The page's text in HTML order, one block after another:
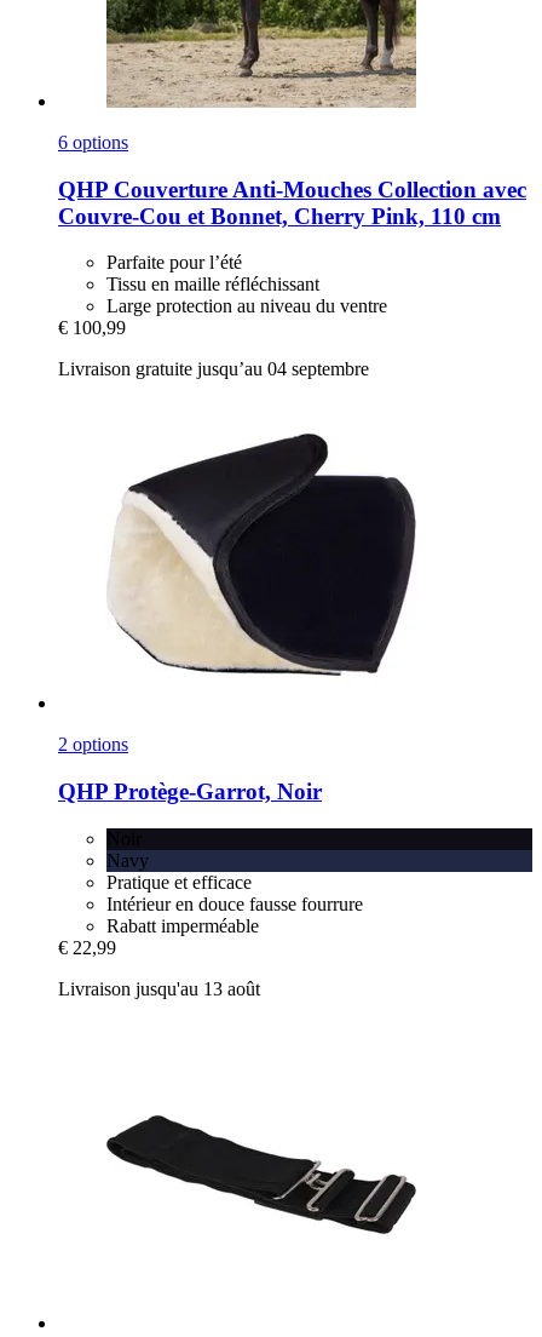
6 options
QHP Couverture Anti-​Mouches Collection avec
Couvre-​Cou et Bonnet, Cherry Pink, 110 cm
Parfaite pour l’été
Tissu en maille réfléchissant
Large protection au niveau du ventre
€ 100,99
Livraison gratuite jusqu’au 04 septembre
2 options
QHP Protège-​Garrot, Noir
Navy
Pratique et efficace
Intérieur en douce fausse fourrure
Rabatt imperméable
€ 22,99
Livraison jusqu'au 13 août